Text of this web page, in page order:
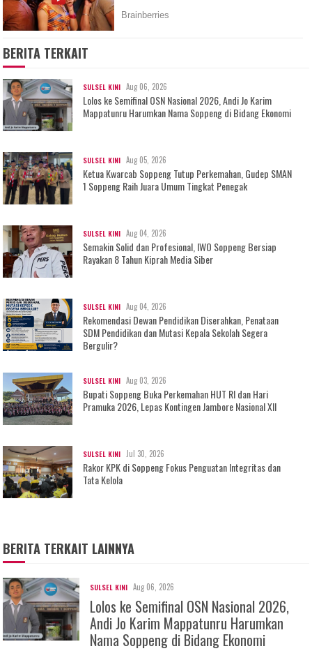
BERITA TERKAIT
SULSEL KINI Aug 06, 2026
Lolos ke Semifinal OSN Nasional 2026, Andi Jo Karim
Mappatunru Harumkan Nama Soppeng di Bidang Ekonomi
SULSEL KINI Aug 05, 2026
Ketua Kwarcab Soppeng Tutup Perkemahan, Gudep SMAN
1 Soppeng Raih Juara Umum Tingkat Penegak
SULSEL KINI Aug 04, 2026
Semakin Solid dan Profesional, IWO Soppeng Bersiap
Rayakan 8 Tahun Kiprah Media Siber
SULSEL KINI Aug 04, 2026
Rekomendasi Dewan Pendidikan Diserahkan, Penataan
SDM Pendidikan dan Mutasi Kepala Sekolah Segera
Bergulir?
SULSEL KINI Aug 03, 2026
Bupati Soppeng Buka Perkemahan HUT RI dan Hari
Pramuka 2026, Lepas Kontingen Jambore Nasional XII
SULSEL KINI Jul 30, 2026
Rakor KPK di Soppeng Fokus Penguatan Integritas dan
Tata Kelola
BERITA TERKAIT LAINNYA
SULSEL KINI Aug 06, 2026
Lolos ke Semifinal OSN Nasional 2026,
Andi Jo Karim Mappatunru Harumkan
Nama Soppeng di Bidang Ekonomi